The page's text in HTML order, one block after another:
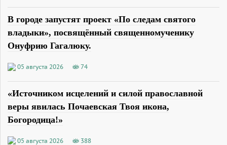
В городе запустят проект «По следам святого
владыки», посвящённый священномученику
Онуфрию Гагалюку.
05 августа 2026 74
«Источником исцелений и силой православной
веры явилась Почаевская Твоя икона,
Богородица!»
05 августа 2026 388